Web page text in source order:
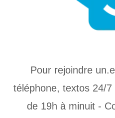
Pour rejoindre
téléphone, textos 24/
de 19h à minuit -